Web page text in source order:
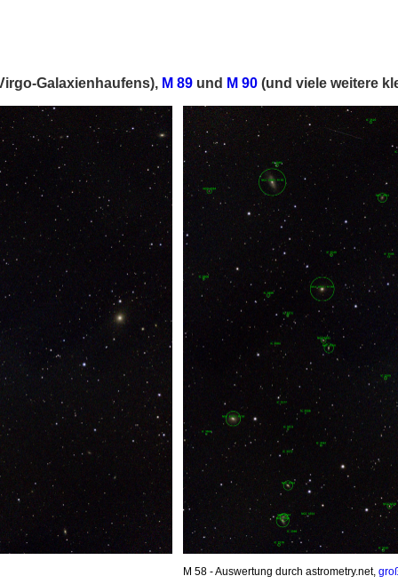
Galaxienhaufens), M 89 und M 90 (und viele weitere
M 58 - Auswertung durch astrometry.net,